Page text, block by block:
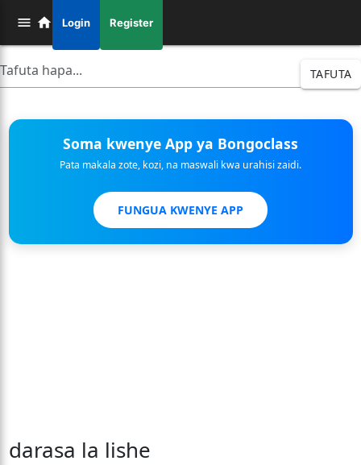
Login Register
TAFUTA
Soma kwenye App ya Bongoclass
Pata makala zote, kozi, na maswali kwa urahisi zaidi.
FUNGUA KWENYE APP
darasa la lishe